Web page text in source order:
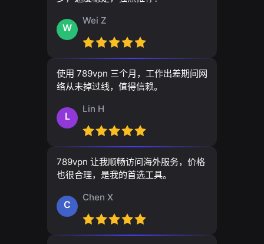
W
Wei Z
使用 789vpn 三个月，工作出差期间网
络从未掉过线，值得信赖。
L
Lin H
789vpn 让我顺畅访问海外服务，价格
也很合理，是我的首选工具。
C
Chen X